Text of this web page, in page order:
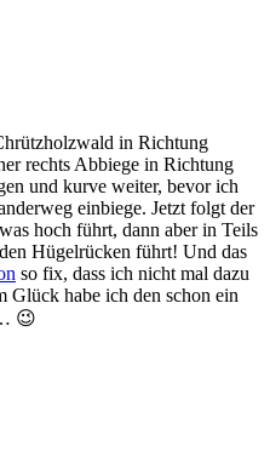
in Richtung
rechts Abbiege in Richtung
und kurve weiter, bevor ich
einbiege. Jetzt folgt der
hoch führt, dann aber in Teils
Hügelrücken führt! Und das
so fix, dass ich nicht mal dazu
habe ich den schon ein
😉